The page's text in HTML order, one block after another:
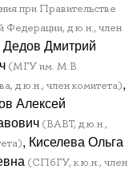
при Правительстве
Федерации, д.ю.н., член
Дедов Дмитрий
(МГУ им. М.В.
д.ю.н., член комитета),
Алексей
(ВАВТ, д.ю.н.,
, Киселева Ольга
(СПбГУ, к.ю.н., член